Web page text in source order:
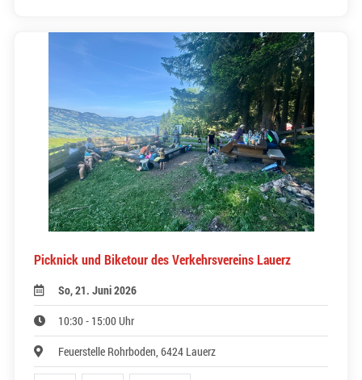
Picknick und Biketour des Verkehrsvereins Lauerz
So, 21. Juni 2026
10:30 - 15:00 Uhr
Feuerstelle Rohrboden, 6424 Lauerz